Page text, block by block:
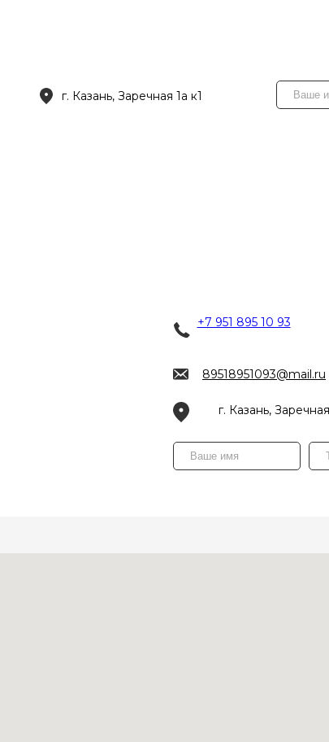
г. Казань, Заречная 1а к1
+7 951 895 10 93
г. Казань, Заречная
89518951093@mail.ru